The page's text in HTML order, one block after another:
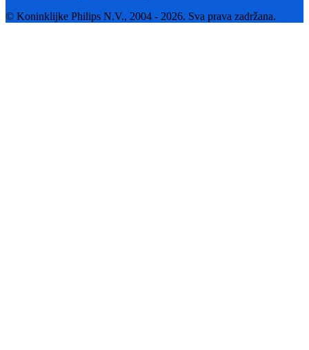
© Koninklijke Philips N.V., 2004 - 2026. Sva prava zadržana.